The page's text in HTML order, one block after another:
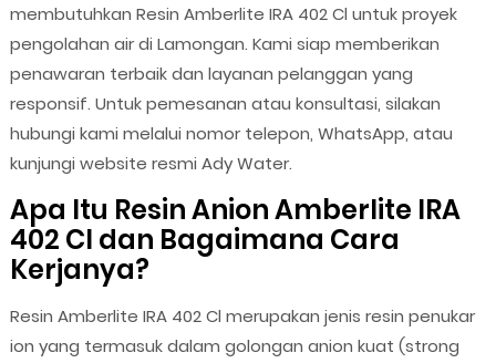
membutuhkan Resin Amberlite IRA 402 Cl untuk proyek
pengolahan air di Lamongan. Kami siap memberikan
penawaran terbaik dan layanan pelanggan yang
responsif. Untuk pemesanan atau konsultasi, silakan
hubungi kami melalui nomor telepon, WhatsApp, atau
kunjungi website resmi Ady Water.
Apa Itu Resin Anion Amberlite IRA
402 Cl dan Bagaimana Cara
Kerjanya?
Resin Amberlite IRA 402 Cl merupakan jenis resin penukar
ion yang termasuk dalam golongan anion kuat (strong